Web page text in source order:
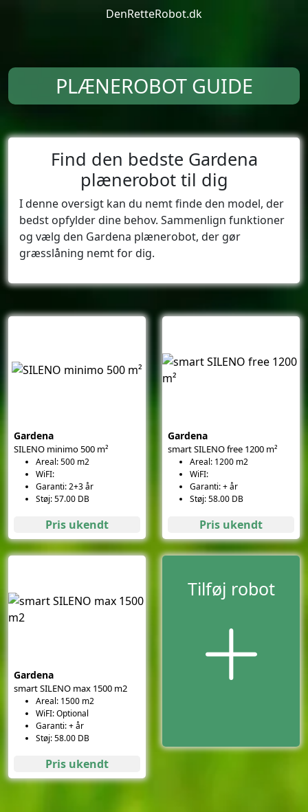
DenRetteRobot.dk
PLÆNEROBOT GUIDE
Find den bedste Gardena
plænerobot til dig
I denne oversigt kan du nemt finde den model, der
bedst opfylder dine behov. Sammenlign funktioner
og vælg den Gardena plænerobot, der gør
græsslåning nemt for dig.
Gardena
SILENO minimo 500 m²
Areal: 500 m2
WiFI:
Garanti: 2+3 år
Støj: 57.00 DB
Pris ukendt
Gardena
smart SILENO free 1200 m²
Areal: 1200 m2
WiFI:
Garanti: + år
Støj: 58.00 DB
Pris ukendt
Gardena
smart SILENO max 1500 m2
Areal: 1500 m2
WiFI: Optional
Garanti: + år
Støj: 58.00 DB
Pris ukendt
Tilføj robot